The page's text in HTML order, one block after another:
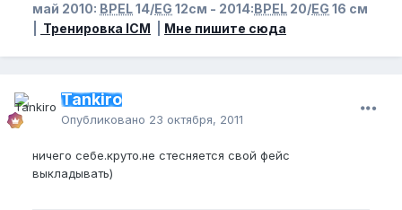
май 2010: BPEL14/EG 12см - 2014:BPEL 20/EG 16 см
Тренировка ICM Мне пишите сюда
Tankiro
Опубликовано 23 октября, 2011
ничего себе.круто.не стесняется свой фейс
выкладывать)